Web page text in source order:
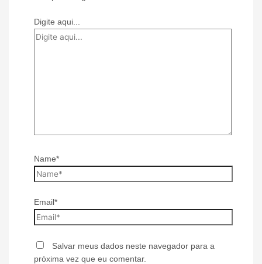
Digite aqui...
Name*
Email*
Salvar meus dados neste navegador para a
próxima vez que eu comentar.